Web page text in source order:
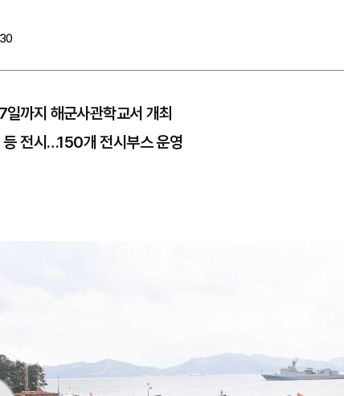
까지 해군사관학교서 개최
등 전시…150개 전시부스 운영